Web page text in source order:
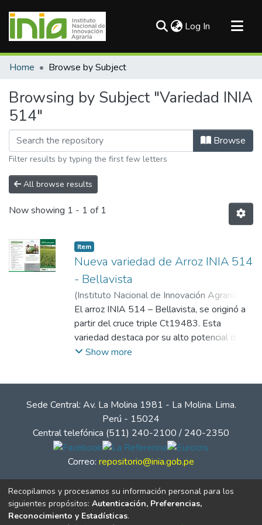
Log In (current)
Communities & Collections
Home Browse by Subject
Browsing by Subject "Variedad INIA
514"
Browse
Filter results by typing the first few letters
All browse results
Now showing 1 - 1 of 1
Item
Nueva variedad de Arroz INIA 514
- Bellavista
(Instituto Nacional de Innovación Agraria
2018-12)Instituto Nacional de Innovación
Agraria, INIA
El arroz INIA 514 – Bellavista, se originó a
partir del cruce triple Ct19483. Esta
variedad destaca por su alto potencial de
rendimiento hasta (12,0 t/ha) similar a la
comerciales, La Esperanza, La Conquista y
Capirona; posee tallo fuerte, dándole una
característica ventajosa, de mayor
resistente al acame, en comparación con las
variedades comerciales, La Conquista y
Santa Clara; posee buen rendimiento de
grano pilado entero (mayor a 60%), similar a
la variedad INIA 509 - La Esperanza; y,
presenta buena calidad culinaria (buen
Show more
Sede Central: Av. La Molina 1981 - La Molina. Lima.
Perú - 15024
Central telefónica (511) 240-2100 / 240-2350
Correo: repositorio@inia.gob.pe
Recopilamos y procesamos su información personal para los
siguientes propósitos: Autenticación, Preferencias,
Reconocimiento y Estadísticas.